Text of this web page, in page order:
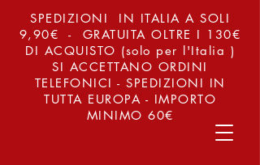
SPEDIZIONI IN ITALIA A SOLI
9,90€ - GRATUITA OLTRE I 130€
DI ACQUISTO (solo per l'Italia )
SI ACCETTANO ORDINI
TELEFONICI - SPEDIZIONI IN
TUTTA EUROPA - IMPORTO
MINIMO 60€